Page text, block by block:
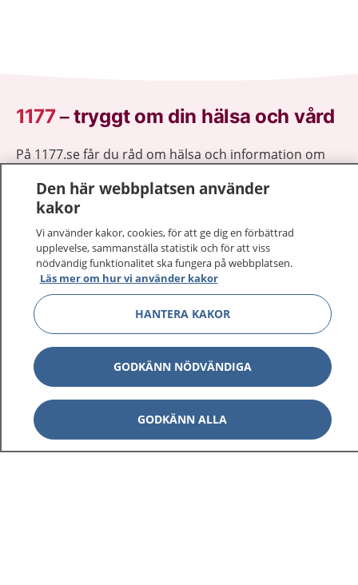
1177–tryggt om din hälsa och vård
På 1177.se får du råd om hälsa och information om
Logga in för att läsa din journal och göra dina
vårdärenden. Ring telefonnummer 1177 för
sjukvårdsrådgivning dygnet runt.
1177 ger dig råd när du vill må bättre.
1177 på flera språk Visa
Om 1177
Kontakt Visa
Den här webbplatsen använder
kakor
Vi använder kakor, cookies, för att ge dig en förbättrad
upplevelse, sammanställa statistik och för att viss
nödvändig funktionalitet ska fungera på webbplatsen.
Läs mer om hur vi använder kakor
HANTERA KAKOR
GODKÄNN NÖDVÄNDIGA
GODKÄNN ALLA